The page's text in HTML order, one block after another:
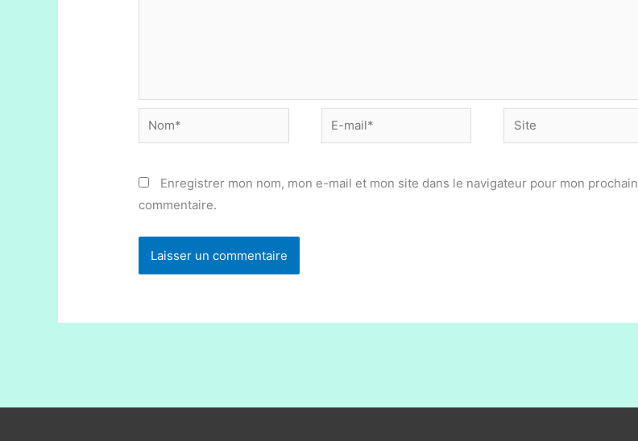
Nom*
E-
mail*
Site
Enregistrer mon nom, mon e-mail et mon site dans le navigateur pour mon prochain
commentaire.